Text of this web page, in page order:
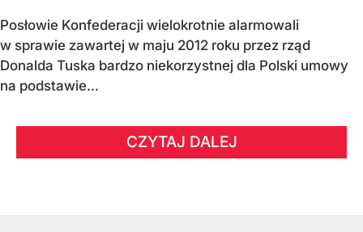
Posłowie Konfederacji wielokrotnie alarmowali
w sprawie zawartej w maju 2012 roku przez rząd
Donalda Tuska bardzo niekorzystnej dla Polski umowy
na podstawie...
CZYTAJ DALEJ